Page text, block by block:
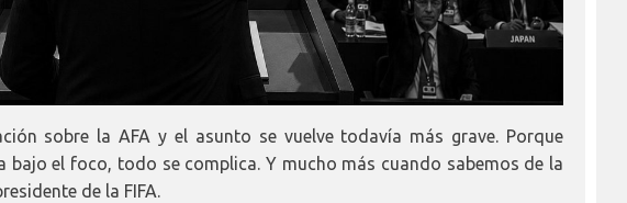
sobre la AFA y el asunto se vuelve todavía más grave. Porque
bajo el foco, todo se complica. Y mucho más cuando sabemos de la
de la FIFA.